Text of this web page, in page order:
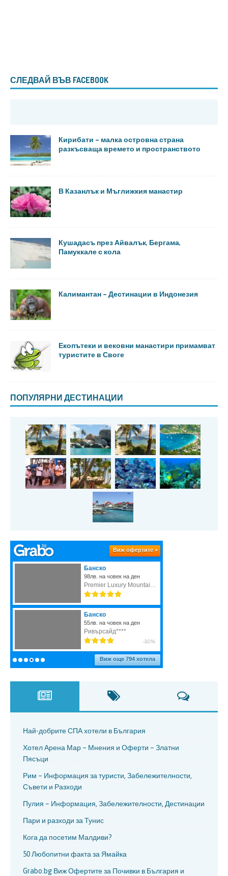
СЛЕДВАЙ ВЪВ FACEBOOK
Кирибати – малка островна страна
разкъсваща времето и пространството
В Казанлък и Мъглижкия манастир
Кушадасъ през Айвалък, Бергама,
Памуккале с кола
Калимантан – Дестинации в Индонезия
Екопътеки и вековни манастири примамват
туристите в Своге
ПОПУЛЯРНИ ДЕСТИНАЦИИ
Най-добрите СПА хотели в България
Хотел Арена Мар – Мнения и Оферти – Златни
Пясъци
Рим – Информация за туристи, Забележителности,
Съвети и Разходи
Пулия – Информация, Забележителности, Дестинации
Пари и разходи за Тунис
Кога да посетим Малдиви?
50 Любопитни факта за Ямайка
Grabo.bg Виж Офертите за Почивки в България и